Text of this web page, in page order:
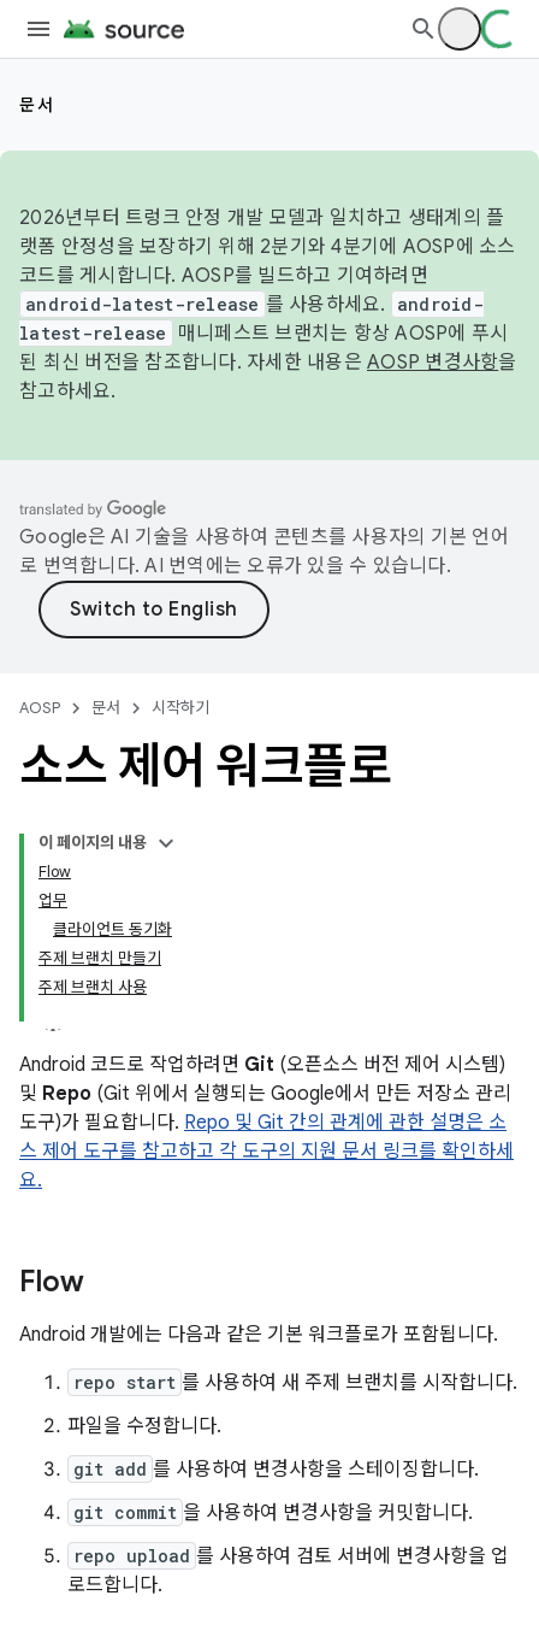
문서
2026년부터 트렁크 안정 개발 모델과 일치하고 생태계의 플
랫폼 안정성을 보장하기 위해 2분기와 4분기에 AOSP에 소스
코드를 게시합니다. AOSP를 빌드하고 기여하려면
android-latest-release 를 사용하세요.
android-
latest-release
매니페스트 브랜치는 항상 AOSP에 푸시
된 최신 버전을 참조합니다. 자세한 내용은 AOSP 변경사항을
참고하세요.
Google은 AI 기술을 사용하여 콘텐츠를 사용자의 기본 언어
로 번역합니다. AI 번역에는 오류가 있을 수 있습니다.
AOSP 문서 시작하기
소스 제어 워크플로
이 페이지의 내용
Flow
업무
클라이언트 동기화
주제 브랜치 만들기
주제 브랜치 사용
Android 코드로 작업하려면 Git (오픈소스 버전 제어 시스템)
및 Repo (Git 위에서 실행되는 Google에서 만든 저장소 관리
도구)가 필요합니다. Repo 및 Git 간의 관계에 관한 설명은 소
스 제어 도구를 참고하고 각 도구의 지원 문서 링크를 확인하세
요.
Flow
Android 개발에는 다음과 같은 기본 워크플로가 포함됩니다.
repo start 를 사용하여 새 주제 브랜치를 시작합니다.
파일을 수정합니다.
git add 를 사용하여 변경사항을 스테이징합니다.
git commit 을 사용하여 변경사항을 커밋합니다.
repo upload 를 사용하여 검토 서버에 변경사항을 업
로드합니다.